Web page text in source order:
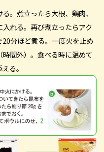
。煮立ったら大根、鶏肉、
れる。再び煮立ったらアク
分ほど煮る。一度火を止め
間外）。食べる時に温めて
る。